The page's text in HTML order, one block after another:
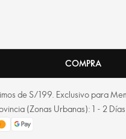
COMPRA
de S/199. Exclusivo para
(Zonas Urbanas): 1 - 2